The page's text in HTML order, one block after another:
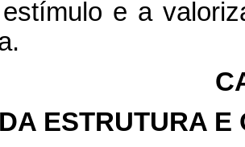
e a
DA ESTRUTURA